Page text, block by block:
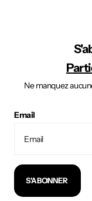
Ne manquez
Email
S'ABONNER